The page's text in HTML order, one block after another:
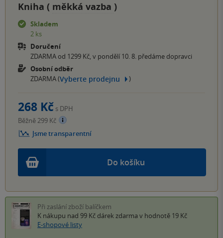
Kniha ( měkká vazba )
Skladem
2 ks
Doručení
ZDARMA od 1299 Kč, v pondělí 10. 8. předáme dopravci
Osobní odběr
ZDARMA (Vyberte prodejnu )
Do košíku
268 Kč s DPH
Běžně 299 Kč
Jsme transparentní
Při zaslání zboží balíčkem
K nákupu nad 99 Kč dárek zdarma v hodnotě 19 Kč
E-shopové listy